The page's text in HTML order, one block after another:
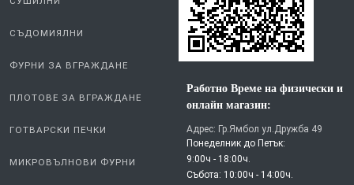
СЪДОМИЯЛНИ
ФУРНИ ЗА ВГРАЖДАНЕ
ПЛОТОВЕ ЗА ВГРАЖДАНЕ
ГОТВАРСКИ ПЕЧКИ
МИКРОВЪЛНОВИ ФУРНИ
Работно Време на физически и
онлайн магазин:
Адрес: Гр.Ямбол ул.Дружба 49
Понеделник до Петък:
9:00ч - 18:00ч.
Събота: 10:00ч - 14:00ч.